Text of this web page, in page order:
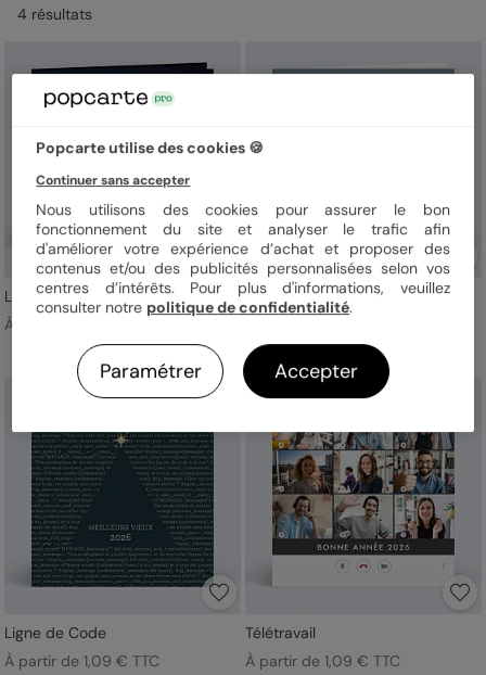
vous voulez instaurer avec vos partenaires professionnels. Style
cartes de vœuxpour faire une bonne impression dès le 1er
janvier !
4 résultats
L’homme et la machine
À partir de 1,09 € TTC
Informatique
Ligne de Code
À partir de 1,09 € TTC
Télétravail
À partir de 1,09 € TTC
Popcarte utilise des cookies 🍪
Continuer sans accepter
Nous utilisons des cookies pour assurer le bon
fonctionnement du site et analyser le trafic afin
d'améliorer votre expérience d’achat et proposer des
contenus et/ou des publicités personnalisées selon vos
centres d’intérêts. Pour plus d'informations, veuillez
consulter notre politique de confidentialité.
Paramétrer Accepter